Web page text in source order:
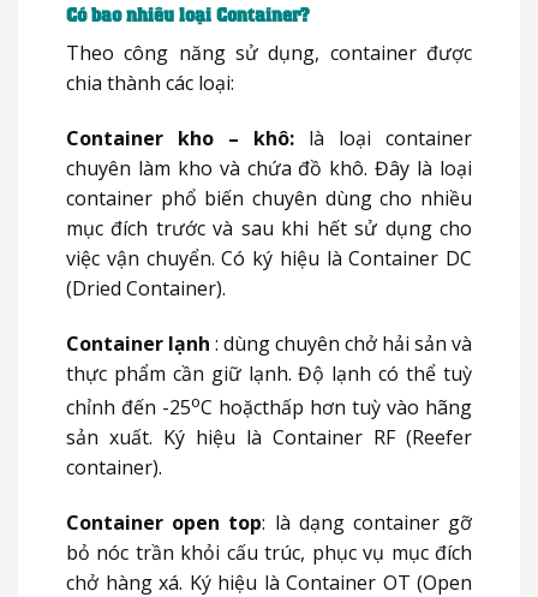
Có bao nhiêu loại Container?
Theo công năng sử dụng, container được
chia thành các loại:
Container kho – khô: là loại container
chuyên làm kho và chứa đồ khô. Đây là loại
container phổ biến chuyên dùng cho nhiều
mục đích trước và sau khi hết sử dụng cho
việc vận chuyển. Có ký hiệu là Container DC
(Dried Container).
Container lạnh : dùng chuyên chở hải sản và
thực phẩm cần giữ lạnh. Độ lạnh có thể tuỳ
chỉnh đến -25oC hoặcthấp hơn tuỳ vào hãng
sản xuất. Ký hiệu là Container RF (Reefer
container).
Container open top: là dạng container gỡ
bỏ nóc trần khỏi cấu trúc, phục vụ mục đích
chở hàng xá. Ký hiệu là Container OT (Open